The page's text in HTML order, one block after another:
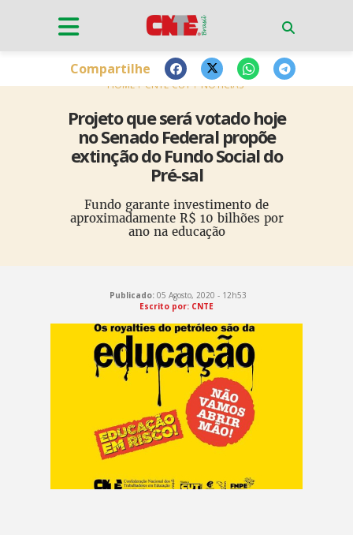
HOME CNTE-CUT NOTÍCIAS
Projeto que será votado hoje
no Senado Federal propõe
extinção do Fundo Social do
Pré-sal
Fundo garante investimento de
aproximadamente R$ 10 bilhões por
ano na educação
Compartilhe
Publicado:05 Agosto, 2020 - 12h53
Escrito por: CNTE